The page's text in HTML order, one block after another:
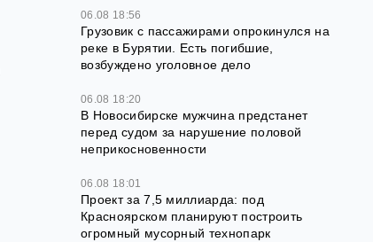
06.08 18:56
Грузовик с пассажирами опрокинулся на
реке в Бурятии. Есть погибшие,
возбуждено уголовное дело
06.08 18:20
В Новосибирске мужчина предстанет
перед судом за нарушение половой
неприкосновенности
06.08 18:01
Проект за 7,5 миллиарда: под
Красноярском планируют построить
огромный мусорный технопарк